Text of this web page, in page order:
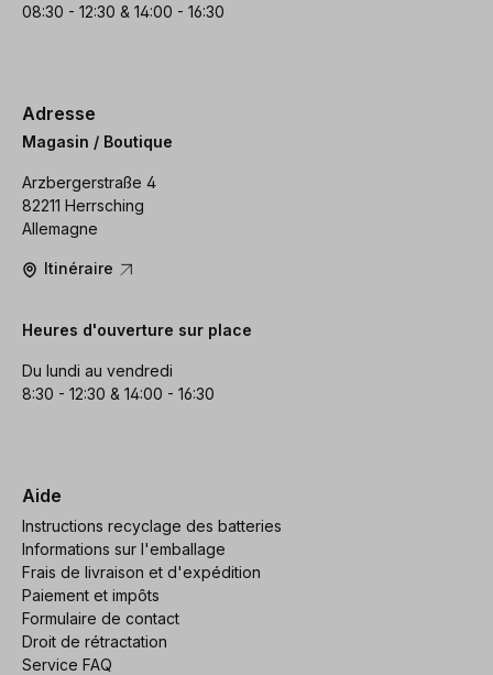
08:30 - 12:30 & 14:00 - 16:30
Adresse
Magasin / Boutique
Arzbergerstraße 4
82211 Herrsching
Allemagne
Itinéraire
Heures d'ouverture sur place
Du lundi au vendredi
8:30 - 12:30 & 14:00 - 16:30
Aide
Instructions recyclage des batteries
Informations sur l'emballage
Frais de livraison et d'expédition
Paiement et impôts
Formulaire de contact
Droit de rétractation
Service FAQ